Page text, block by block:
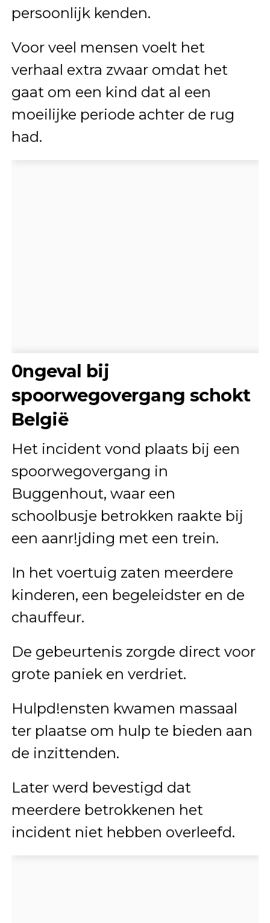
persoonlijk kenden.
Voor veel mensen voelt het
verhaal extra zwaar omdat het
gaat om een kind dat al een
moeilijke periode achter de rug
had.
0ngeval bij
spoorwegovergang schokt
België
Het incident vond plaats bij een
spoorwegovergang in
Buggenhout, waar een
schoolbusje betrokken raakte bij
een aanr!jding met een trein.
In het voertuig zaten meerdere
kinderen, een begeleidster en de
chauffeur.
De gebeurtenis zorgde direct voor
grote paniek en verdriet.
Hulpd!ensten kwamen massaal
ter plaatse om hulp te bieden aan
de inzittenden.
Later werd bevestigd dat
meerdere betrokkenen het
incident niet hebben overleefd.